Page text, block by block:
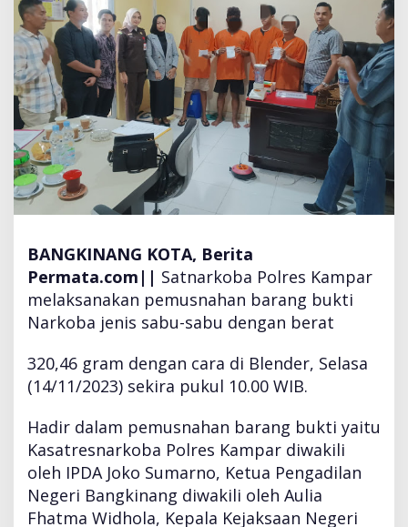
M
u
n
a
k
a
n
3
2
6
G
r
m
a
b
-
a
b
u
D
BANGKINANG KOTA, Berita
Permata.com|| Satnarkoba Polres Kampar
melaksanakan pemusnahan barang bukti
Narkoba jenis sabu-sabu dengan berat
320,46 gram dengan cara di Blender, Selasa
(14/11/2023) sekira pukul 10.00 WIB.
Hadir dalam pemusnahan barang bukti yaitu
Kasatresnarkoba Polres Kampar diwakili
oleh IPDA Joko Sumarno, Ketua Pengadilan
Negeri Bangkinang diwakili oleh Aulia
Fhatma Widhola, Kepala Kejaksaan Negeri